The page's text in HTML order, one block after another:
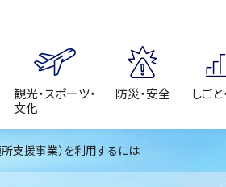
観光・スポーツ・
文化
防災・安全 しご
支援事業）を利用するには